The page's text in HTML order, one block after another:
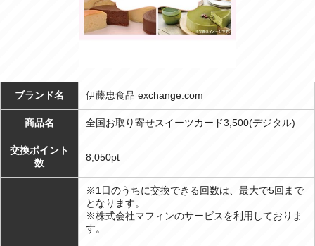
ブランド名 伊藤忠食品 exchange.com
商品名 全国お取り寄せスイーツカード3,500(デジタル)
交換ポイント
数
8,050pt
※1日のうちに交換できる回数は、最大で5回まで
となります。
※株式会社マフィンのサービスを利用しておりま
す。